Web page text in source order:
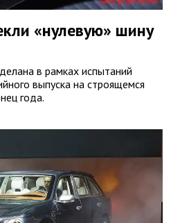
«нулевую» шину
в рамках испытаний
выпуска на строящемся
года.